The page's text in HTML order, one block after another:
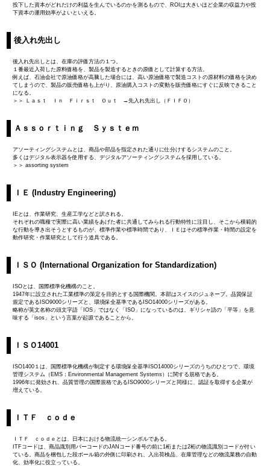
投下した資本がどれだけの利益を生んでいるのかを測るもので、ROIは大きいほど企業の収益力や投
下資本の運用効率がよいといえる。
後入れ先出し
後入れ先出しとは、在庫の評価方法の１つ。
１番最近入荷した原料価格を、製品を製造するときの原価として計算する方法。
例えば、石油会社で原油価格が高騰した場合には、高い原油価格で製造コストの原材料の価格を決め
てしまうので、製品の販売価格も上がり、原油購入コストの変動を販売価格にすぐに反映できること
になる。
＞＞ Ｌａｓｔ Ｉｎ Ｆｉｒｓｔ Ｏｕｔ →先入れ先出し（ＦＩＦＯ）
Ａｓｓｏｒｔｉｎｇ Ｓｙｓｔｅｍ
アソーティングシステムとは、商品や部品を指定された通りに仕分けするシステムのこと。
多くはデジタル表示器を使用する、デジタルアソーティングシステムを採用している。
＞＞ assorting system
ＩＥ (Industry Engineering)
IEとは、作業研究、生産工学などと訳される。
それぞれの職種で実際に高い業績をあげた者に共通してみられる行動特性に注目し、そこから模範的
な行動を導き出そうとするものが、標準作業や標準時間であり、ＩＥはその標準作業・時間の設定を
動作研究・作業研究として行う道具である。
ＩＳＯ (International Organization for Standardization)
ISOとは、国際標準化機構のこと。
1947年に設立された工業標準の策定を目的とする国際機関。本部はスイスのジュネーブ。品質保証
規定であるISO9000シリーズと、環境保全基準であるISO14000シリーズがある。
略称が英文名称の頭文字語「IOS」ではなく「ISO」になっているのは、ギリシャ語の「平等」を意
味する「isos」という言葉が起源であることから。
ＩＳＯ14001
ISO1400１は、国際標準化機構が制定する環境保全基準ISO14000シリーズのうちのひとつで、環境
管理システム（EMS：Environmental Management Systems）に関する規格である。
1996年に発効され、品質管理の国際規格であるISO9000シリーズと同様に、認証を取得する企業が
増えている。
ＩＴＦ ｃｏｄｅ
ＩＴＦ ｃｏｄｅとは、日本における物流統一シンボルである。
ITFコードは、商品識別用バーコードのJANコード番号の前に1桁または2桁の物流識別コードが付い
ている。商品を梱包した段ボール箱の外側に印刷され、入出荷検品、在庫管理などの物流業務の自動
化、効率化に役立っている。